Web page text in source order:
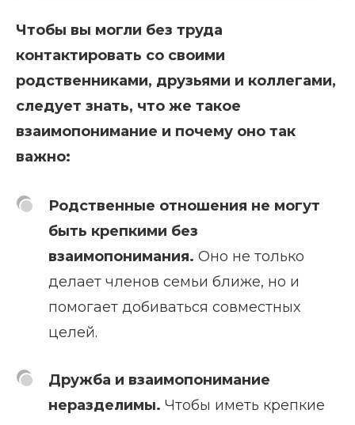
Чтобы вы могли без труда
контактировать со своими
родственниками, друзьями и коллегами,
следует знать, что же такое
взаимопонимание и почему оно так
важно:
Родственные отношения не могут
быть крепкими без
взаимопонимания. Оно не только
делает членов семьи ближе, но и
помогает добиваться совместных
целей.
Дружба и взаимопонимание
неразделимы. Чтобы иметь крепкие